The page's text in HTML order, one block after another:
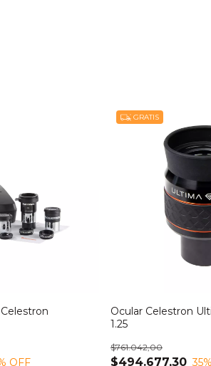
OFF
GRATIS
Ocular Celestron
1.25
$494.677,30
$761.042,00
35